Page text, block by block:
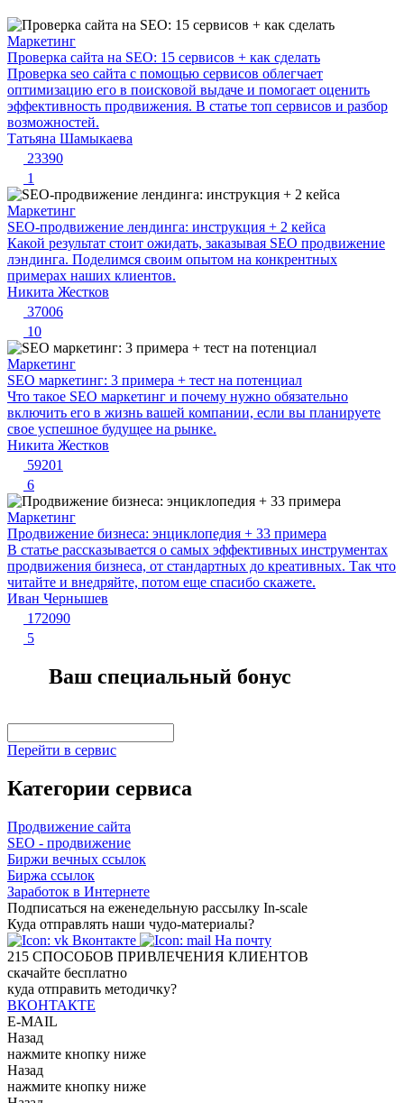
Маркетинг
Проверка сайта на SEO: 15 сервисов + как сделать
Проверка seo сайта с помощью сервисов облегчает
оптимизацию его в поисковой выдаче и помогает оценить
эффективность продвижения. В статье топ сервисов и разбор
возможностей.
Татьяна Шамыкаева
23390
1
Маркетинг
SEO-продвижение лендинга: инструкция + 2 кейса
Какой результат стоит ожидать, заказывая SEO продвижение
лэндинга. Поделимся своим опытом на конкрентных
примерах наших клиентов.
Никита Жестков
37006
10
Маркетинг
SEO маркетинг: 3 примера + тест на потенциал
Что такое SEO маркетинг и почему нужно обязательно
включить его в жизнь вашей компании, если вы планируете
свое успешное будущее на рынке.
Никита Жестков
59201
6
Маркетинг
Продвижение бизнеса: энциклопедия + 33 примера
В статье рассказывается о самых эффективных инструментах
продвижения бизнеса, от стандартных до креативных. Так что
читайте и внедряйте, потом еще спасибо скажете.
Иван Чернышев
172090
5
Ваш специальный бонус
Перейти в сервис
Категории сервиса
Продвижение сайта
SEO - продвижение
Биржи вечных ссылок
Биржа ссылок
Заработок в Интернете
Подписаться на еженедельную рассылку In-scale
Куда отправлять наши чудо-материалы?
Вконтакте
На почту
215 СПОСОБОВ ПРИВЛЕЧЕНИЯ КЛИЕНТОВ
скачайте бесплатно
куда отправить методичку?
ВКОНТАКТЕ
E-MAIL
Назад
нажмите кнопку ниже
Назад
нажмите кнопку ниже